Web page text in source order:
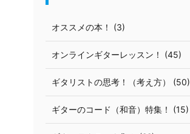
オススメの本！ (3)
オンラインギターレッスン！ (45)
ギタリストの思考！（考え方） (50)
ギターのコード（和音）特集！ (15)